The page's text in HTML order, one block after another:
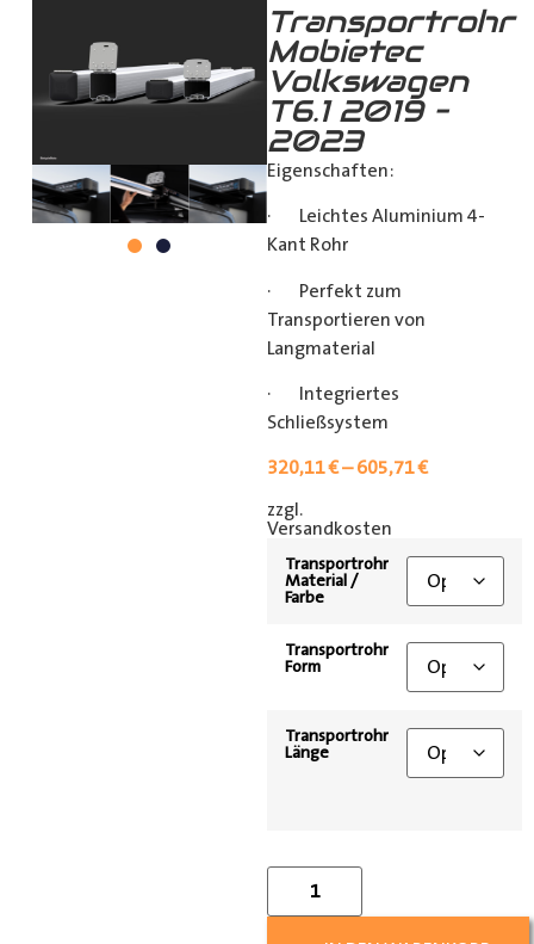
Transportrohr
Mobietec
Volkswagen
T6.1 2019 –
2023
Eigenschaften:
· Leichtes Aluminium 4-
Kant Rohr
· Perfekt zum
Transportieren von
Langmaterial
· Integriertes
Schließsystem
320,11€–605,71€
zzgl.
Versandkosten
Transportrohr
Material /
Farbe
Transportrohr
Form
Transportrohr
Länge